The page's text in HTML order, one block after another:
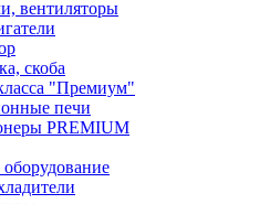
вентиляторы
скоба
"Премиум"
печи
PREMIUM